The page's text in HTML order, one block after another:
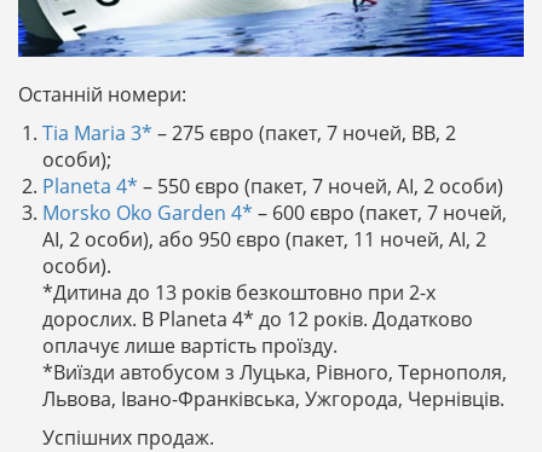
Останній номери:
Tia Maria 3* – 275 євро (пакет, 7 ночей, ВВ, 2
особи);
Planeta 4* – 550 євро (пакет, 7 ночей, АІ, 2 особи)
Morsko Oko Garden 4* – 600 євро (пакет, 7 ночей,
АІ, 2 особи), або 950 євро (пакет, 11 ночей, АІ, 2
особи).
*Дитина до 13 років безкоштовно при 2-х
дорослих. В Planeta 4* до 12 років. Додатково
оплачує лише вартість проїзду.
*Виїзди автобусом з Луцька, Рівного, Тернополя,
Львова, Івано-Франківська, Ужгорода, Чернівців.
Успішних продаж.